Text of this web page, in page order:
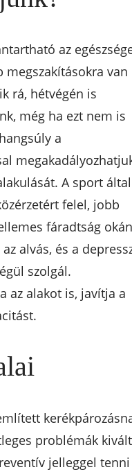
az
megszakításokra van
rá, hétvégén is
még ha ezt nem is
a
A sport által
felel, jobb
fáradtság okán
alvás, és a
szolgál.
az alakot is, javítja a
problémák
jelleggel tenni